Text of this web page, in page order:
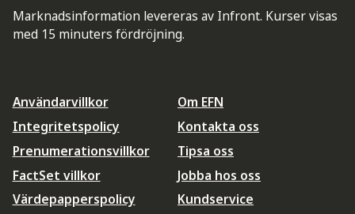
Marknadsinformation levereras av Infront. Kurser visas
med 15 minuters fördröjning.
Användarvillkor
Integritetspolicy
Prenumerationsvillkor
FactSet villkor
Värdepapperspolicy
Om EFN
Kontakta oss
Tipsa oss
Jobba hos oss
Kundservice